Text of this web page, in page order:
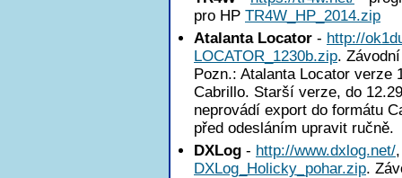
pro HP TR4W_HP_2014.zip
Atalanta Locator - http://
LOCATOR_1230b.zip.
Pozn.: Atalanta Locator verze
Cabrillo. Starší verze, do
neprovádí export do formátu
před odesláním upravit ručně.
DXLog - http://www.dxlog.net/
DXLog_Holicky_pohar.zip.